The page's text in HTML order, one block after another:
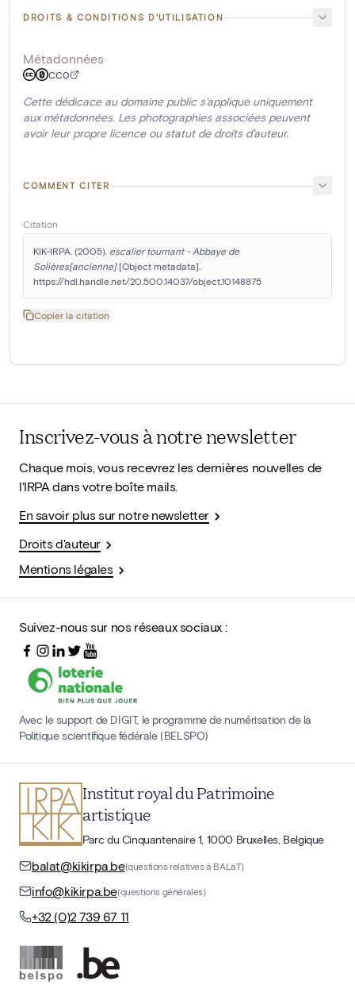
DROITS & CONDITIONS D'UTILISATION
Métadonnées
CC0
Cette dédicace au domaine public s'applique uniquement
aux métadonnées. Les photographies associées peuvent
avoir leur propre licence ou statut de droits d'auteur.
COMMENT CITER
Citation
KIK-IRPA. (2005). escalier tournant - Abbaye de
Solières[ancienne] [Object metadata].
https://hdl.handle.net/20.500.14037/object.10148875
Copier la citation
Inscrivez-vous à notre newsletter
Chaque mois, vous recevrez les dernières nouvelles de
l'IRPA dans votre boîte mails.
En savoir plus sur notre newsletter
Droits d'auteur
Mentions légales
Suivez-nous sur nos réseaux sociaux :
Avec le support de DIGIT, le programme de numérisation de la
Politique scientifique fédérale (BELSPO)
Institut royal du Patrimoine
artistique
Parc du Cinquantenaire 1, 1000 Bruxelles, Belgique
balat@kikirpa.be(questions relatives à BALaT)
info@kikirpa.be(questions générales)
+32 (0)2 739 67 11